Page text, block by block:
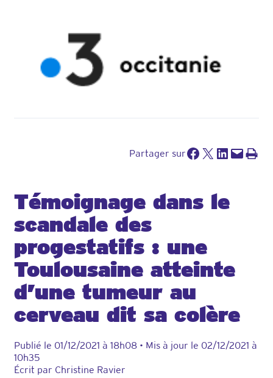
Partager surPartager sur Facebook
Partager sur X Partager sur LinkedIn
Envoyer cette page par e-mailImprimer cette
Témoignage dans le
scandale des
progestatifs : une
Toulousaine atteinte
d’une tumeur au
cerveau dit sa colère
Publié le 01/12/2021 à 18h08 • Mis à jour le 02/12/2021 à
10h35
Écrit par Christine Ravier